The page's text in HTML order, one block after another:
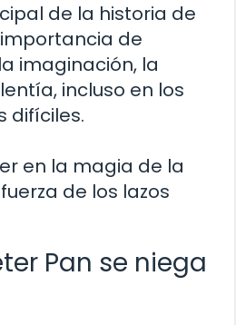
de la historia de
de
imaginación, la
incluso en los
difíciles.
en la magia de la
de los lazos
Pan se niega